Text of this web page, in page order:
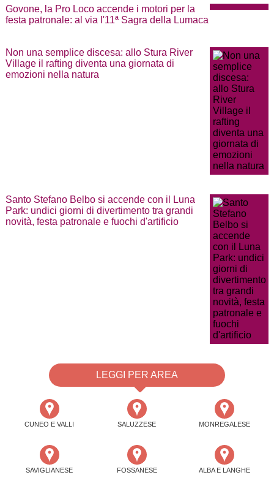
Govone, la Pro Loco accende i motori per la
festa patronale: al via l'11ª Sagra della Lumaca
Non una semplice discesa: allo Stura River
Village il rafting diventa una giornata di
emozioni nella natura
Santo Stefano Belbo si accende con il Luna
Park: undici giorni di divertimento tra grandi
novità, festa patronale e fuochi d'artificio
LEGGI PER AREA
CUNEO E VALLI SALUZZESE MONREGALESE
SAVIGLIANESE FOSSANESE ALBA E LANGHE